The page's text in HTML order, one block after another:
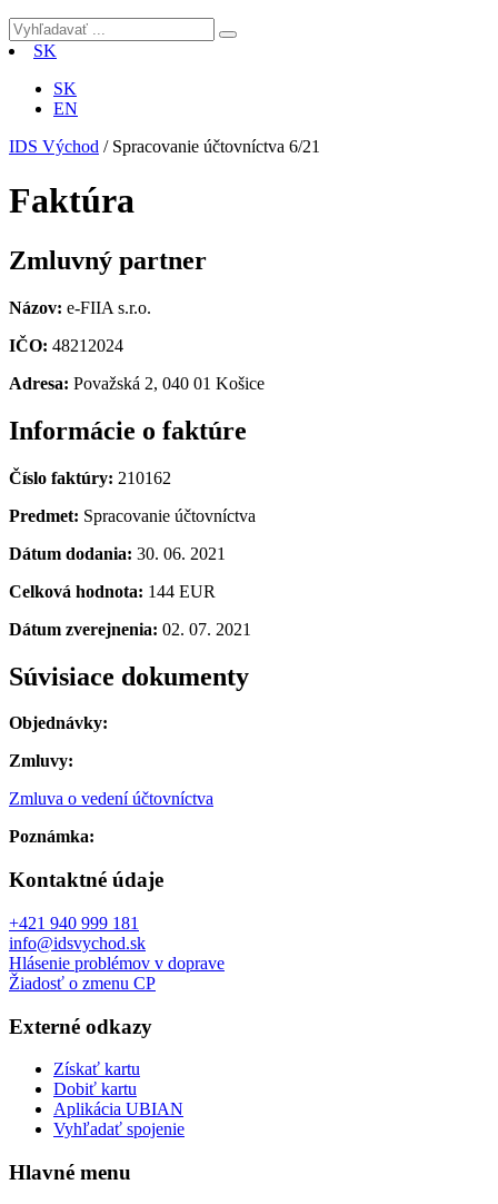
SK
SK
EN
IDS Východ / Spracovanie účtovníctva 6/21
Faktúra
Zmluvný partner
Názov: e-FIIA s.r.o.
IČO: 48212024
Adresa: Považská 2, 040 01 Košice
Informácie o faktúre
Číslo faktúry: 210162
Predmet: Spracovanie účtovníctva
Dátum dodania: 30. 06. 2021
Celková hodnota: 144 EUR
Dátum zverejnenia: 02. 07. 2021
Súvisiace dokumenty
Objednávky:
Zmluvy:
Zmluva o vedení účtovníctva
Poznámka:
Kontaktné údaje
+421 940 999 181
info@idsvychod.sk
Hlásenie problémov v doprave
Žiadosť o zmenu CP
Externé odkazy
Získať kartu
Dobiť kartu
Aplikácia UBIAN
Vyhľadať spojenie
Hlavné menu